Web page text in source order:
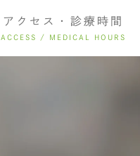
アクセス・診療時間
ACCESS / MEDICAL HOURS